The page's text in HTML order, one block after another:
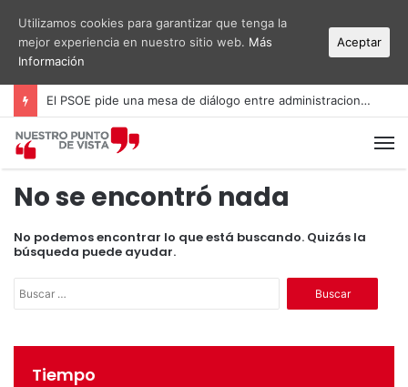
El PSOE pide una mesa de diálogo entre administraciones y vecinos por el ruido del aeropuerto Alicante-Elche
No se encontró nada
No podemos encontrar lo que está buscando. Quizás la
búsqueda puede ayudar.
c
Tiempo
Utilizamos cookies para garantizar que tenga la
mejor experiencia en nuestro sitio web. Más
Información
Aceptar